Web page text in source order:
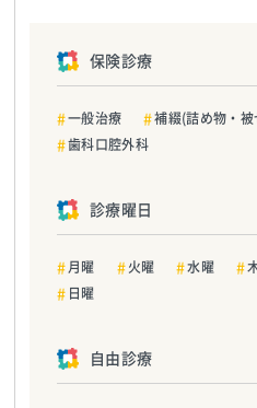
保険診療
一般治療
補綴(詰め物・被
歯科口腔外科
診療曜日
月曜 火曜 水曜
日曜
自由診療